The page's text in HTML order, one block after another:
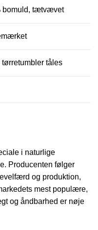
bomuld, tætvævet
tørretumbler tåles
i naturlige
Producenten følger
og produktion,
mest populære,
og åndbarhed er nøje